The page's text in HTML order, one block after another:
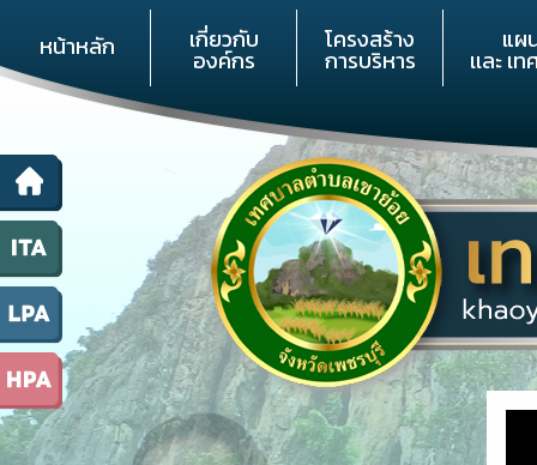
หน้าหลัก เกี่ยวกับ
องค์กร
โครงสร้าง
การบริหาร
แผ
เเละ